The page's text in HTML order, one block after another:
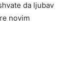
da ljubav
novim